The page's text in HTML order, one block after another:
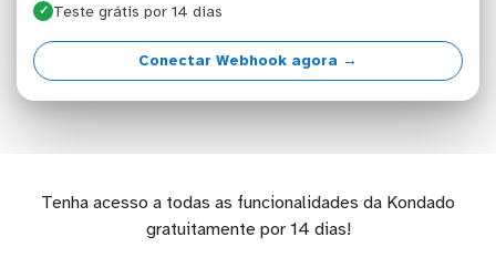
✓ Teste grátis por 14 dias
Conectar Webhook agora →
Tenha acesso a todas as funcionalidades da Kondado
gratuitamente por 14 dias!